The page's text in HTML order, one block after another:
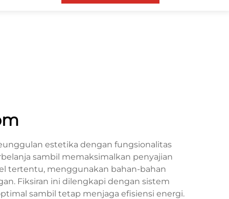
estetika dengan fungsionalitas
sambil memaksimalkan penyajian
tertentu, menggunakan bahan-bahan
Fiksiran ini dilengkapi dengan sistem
sambil tetap menjaga efisiensi energi.